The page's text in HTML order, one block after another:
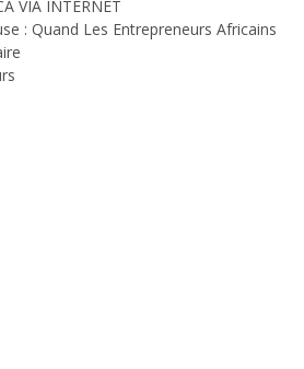
VIA INTERNET
: Quand Les Entrepreneurs Africains